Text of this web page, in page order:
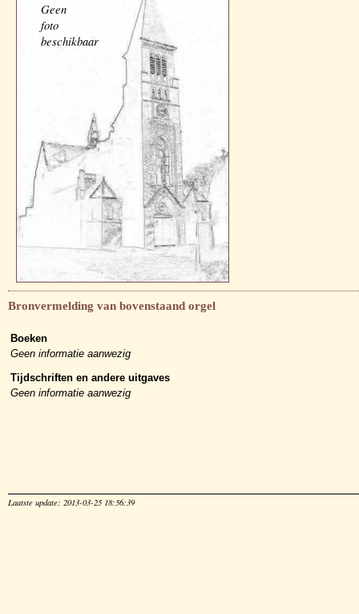
Geen
foto
beschikbaar
Bronvermelding van bovenstaand orgel
Boeken
Geen informatie aanwezig
Tijdschriften en andere uitgaves
Geen informatie aanwezig
Laatste update: 2013-03-25 18:56:39